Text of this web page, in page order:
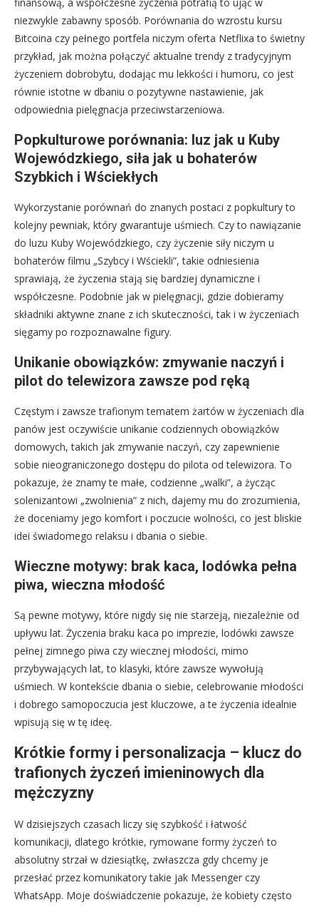
niezwykle zabawny sposób. Porównania do wzrostu kursu
Bitcoina czy pełnego portfela niczym oferta Netflixa to świetny
przykład, jak można połączyć aktualne trendy z tradycyjnym
życzeniem dobrobytu, dodając mu lekkości i humoru, co jest
równie istotne w dbaniu o pozytywne nastawienie, jak
odpowiednia pielęgnacja przeciwstarzeniowa.
Popkulturowe porównania: luz jak u Kuby
Wojewódzkiego, siła jak u bohaterów
Szybkich i Wściekłych
Wykorzystanie porównań do znanych postaci z popkultury to
kolejny pewniak, który gwarantuje uśmiech. Czy to nawiązanie
do luzu Kuby Wojewódzkiego, czy życzenie siły niczym u
bohaterów filmu „Szybcy i Wściekli”, takie odniesienia
sprawiają, że życzenia stają się bardziej dynamiczne i
współczesne. Podobnie jak w pielęgnacji, gdzie dobieramy
składniki aktywne znane z ich skuteczności, tak i w życzeniach
sięgamy po rozpoznawalne figury.
Unikanie obowiązków: zmywanie naczyń i
pilot do telewizora zawsze pod ręką
Częstym i zawsze trafionym tematem żartów w życzeniach dla
panów jest oczywiście unikanie codziennych obowiązków
domowych, takich jak zmywanie naczyń, czy zapewnienie
sobie nieograniczonego dostępu do pilota od telewizora. To
pokazuje, że znamy te małe, codzienne „walki”, a życząc
solenizantowi „zwolnienia” z nich, dajemy mu do zrozumienia,
że doceniamy jego komfort i poczucie wolności, co jest bliskie
idei świadomego relaksu i dbania o siebie.
Wieczne motywy: brak kaca, lodówka pełna
piwa, wieczna młodość
Są pewne motywy, które nigdy się nie starzeją, niezależnie od
upływu lat. Życzenia braku kaca po imprezie, lodówki zawsze
pełnej zimnego piwa czy wiecznej młodości, mimo
przybywających lat, to klasyki, które zawsze wywołują
uśmiech. W kontekście dbania o siebie, celebrowanie młodości
i dobrego samopoczucia jest kluczowe, a te życzenia idealnie
wpisują się w tę ideę.
Krótkie formy i personalizacja – klucz do
trafionych życzeń imieninowych dla
mężczyzny
W dzisiejszych czasach liczy się szybkość i łatwość
komunikacji, dlatego krótkie, rymowane formy życzeń to
absolutny strzał w dziesiątkę, zwłaszcza gdy chcemy je
przesłać przez komunikatory takie jak Messenger czy
WhatsApp. Moje doświadczenie pokazuje, że kobiety często